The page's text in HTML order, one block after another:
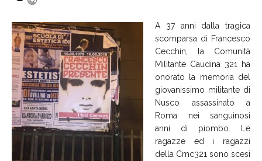
A 37 anni dalla tragica
scomparsa di Francesco
Cecchin, la Comunità
Militante Caudina 321 ha
onorato la memoria del
giovanissimo militante di
Nusco assassinato a
Roma nei sanguinosi
anni di piombo. Le
ragazze ed i ragazzi
della Cmc321 sono scesi